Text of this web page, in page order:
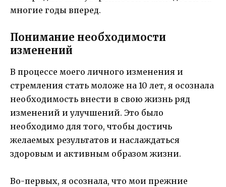
многие годы вперед.
Понимание необходимости
изменений
В процессе моего личного изменения и
стремления стать моложе на 10 лет, я осознала
необходимость внести в свою жизнь ряд
изменений и улучшений. Это было
необходимо для того, чтобы достичь
желаемых результатов и наслаждаться
здоровым и активным образом жизни.
Во-первых, я осознала, что мои прежние